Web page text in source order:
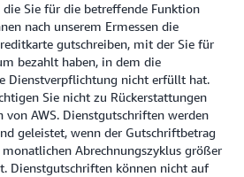
Sie für die betreffende Funktion
nach unserem Ermessen die
gutschreiben, mit der Sie für
bezahlt haben, in dem die
Dienstverpflichtung nicht erfüllt hat.
Sie nicht zu Rückerstattungen
von AWS. Dienstgutschriften werden
geleistet, wenn der Gutschriftbetrag
Abrechnungszyklus größer
Dienstgutschriften können nicht auf